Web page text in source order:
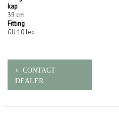
kap
39 cm
Fitting
GU 10 led
CONTACT
DEALER